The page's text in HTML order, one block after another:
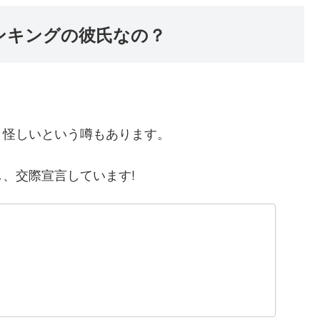
ングの彼氏なの？
しいという噂もあります。
交際宣言しています!